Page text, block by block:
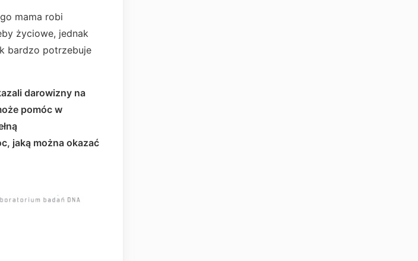
mama robi
życiowe, jednak
bardzo potrzebuje
darowizny na
pomóc w
jaką można okazać